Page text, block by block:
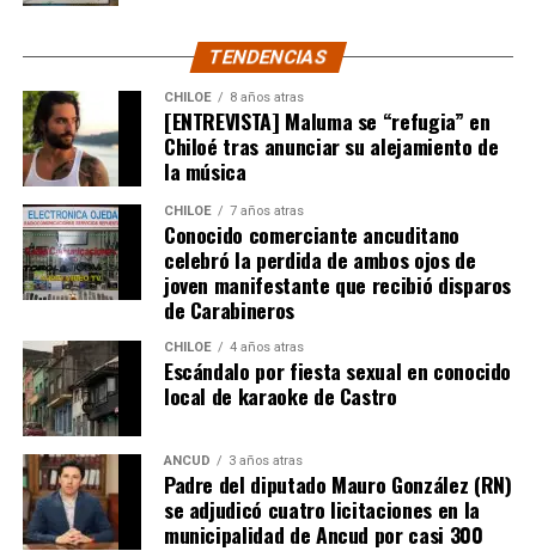
Recordó que, en un caso puntual, un vecino de la
comuna de Castro, que tenía un expediente que cumplía
con todos los antecedentes técnicos, administrativos y
jurídicos, solo le faltaba la inscripción en el Conservador
de Bienes Raíces, pero su tramitación fue rechazada.
El Consejero Francisco Cárcamo insistió que el nuevo
dictamen de Contraloría es una buena noticia para
muchas familias que desde hace un tiempo venían
tramitando la regularización de sus sitios, aunque ahora
también tendrán que responder con algunos requisitos
como por ejemplo tener un periodo de ocupación de la
propiedad por más de 5 años.
“Efectivamente al interpretar el dictamen de
Contraloría, si bien es cierto, permite nuevamente
sanear sitios, sobre la propiedad particular en el
sector rural específicamente, viene con algunas
precisiones y van a ser más rigurosos en la
TENDENCIAS
CHILOE 8 años atras
[ENTREVISTA] Maluma se “refugia” en
Chiloé tras anunciar su alejamiento de
la música
CHILOE 7 años atras
Conocido comerciante ancuditano
celebró la perdida de ambos ojos de
joven manifestante que recibió disparos
de Carabineros
CHILOE 4 años atras
Escándalo por fiesta sexual en conocido
local de karaoke de Castro
ANCUD 3 años atras
Padre del diputado Mauro González (RN)
se adjudicó cuatro licitaciones en la
municipalidad de Ancud por casi 300